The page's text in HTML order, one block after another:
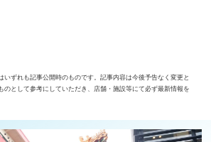
ずれも記事公開時のものです。記事内容は今後予告なく変更と
のとして参考にしていただき、店舗・施設等にて必ず最新情報を